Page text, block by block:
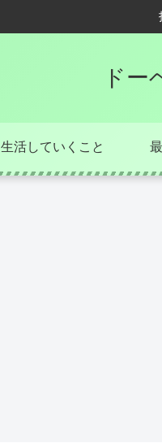
ドー
生活していくこと